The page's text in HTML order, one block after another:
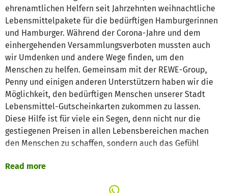
ehrenamtlichen Helfern seit Jahrzehnten weihnachtliche
Lebensmittelpakete für die bedürftigen Hamburgerinnen
und Hamburger. Während der Corona-Jahre und dem
einhergehenden Versammlungsverboten mussten auch
wir Umdenken und andere Wege finden, um den
Menschen zu helfen. Gemeinsam mit der REWE-Group,
Penny und einigen anderen Unterstützern haben wir die
Möglichkeit, den bedürftigen Menschen unserer Stadt
Lebensmittel-Gutscheinkarten zukommen zu lassen.
Diese Hilfe ist für viele ein Segen, denn nicht nur die
gestiegenen Preisen in allen Lebensbereichen machen
den Menschen zu schaffen, sondern auch das Gefühl
geben, dass sie nicht vergessen sind.
Read more